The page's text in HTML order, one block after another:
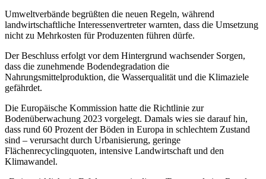
Umweltverbände begrüßten die neuen Regeln, während
landwirtschaftliche Interessenvertreter warnten, dass die Umsetzung
nicht zu Mehrkosten für Produzenten führen dürfe.
Der Beschluss erfolgt vor dem Hintergrund wachsender Sorgen,
dass die zunehmende Bodendegradation die
Nahrungsmittelproduktion, die Wasserqualität und die Klimaziele
gefährdet.
Die Europäische Kommission hatte die Richtlinie zur
Bodenüberwachung 2023 vorgelegt. Damals wies sie darauf hin,
dass rund 60 Prozent der Böden in Europa in schlechtem Zustand
sind – verursacht durch Urbanisierung, geringe
Flächenrecyclingquoten, intensive Landwirtschaft und den
Klimawandel.